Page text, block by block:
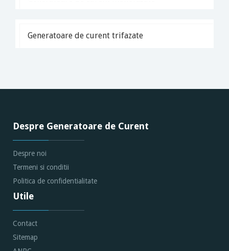
Generatoare de curent trifazate
Despre Generatoare de Curent
Despre noi
Termeni si conditii
Politica de confidentialitate
Utile
Contact
Sitemap